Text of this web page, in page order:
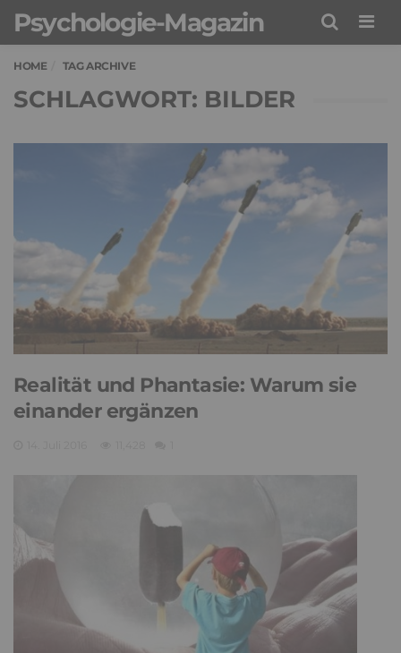
Psychologie-Magazin
HOME TAG ARCHIVE
SCHLAGWORT: BILDER
Realität und Phantasie: Warum sie
einander ergänzen